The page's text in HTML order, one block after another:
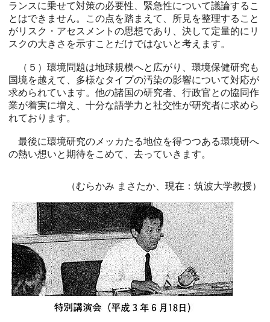
ランスに乗せて対策の必要性、緊急性について議論するこ
とはできません。この点を踏まえて、所見を整理すること
がリスク・アセスメントの思想であり、決して定量的にリ
スクの大きさを示すことだけではないと考えます。
（５）環境問題は地球規模へと広がり、環境保健研究も
国境を越えて、多様なタイプの汚染の影響について対応が
求められています。他の諸国の研究者、行政官との協同作
業が着実に増え、十分な語学力と社交性が研究者に求めら
れております。
最後に環境研究のメッカたる地位を得つつある環境研へ
の熱い想いと期待をこめて、去っていきます。
（むらかみ まさたか、現在：筑波大学教授）